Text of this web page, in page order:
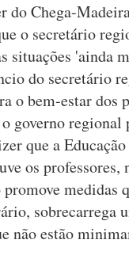
do Chega-
o secretário
situações 'ainda
do secretário
o bem-estar
governo regional
que a
os professores,
medidas
sobrecarrega
não estão